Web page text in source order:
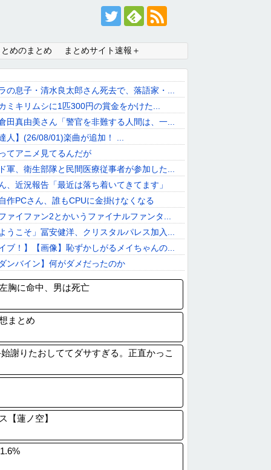
めのまとめ まとめサイト速報＋
の息子・清水良太郎さん死去で、落語家・...
ミキリムシに1匹300円の賞金をかけた...
倉田真由美さん「警官を非難する人間は、一...
達人】(26/08/01)楽曲が追加！ ...
てアニメ見てるんだが
軍、衛生部隊と民間医療従事者が参加した...
、近況報告「最近は落ち着いてきてます」
作PCさん、誰もCPUに金掛けなくなる
ファイファン2とかいうファイナルファンタ...
うこそ」冨安健洋、クリスタルパレス加入...
イブ！】【画像】恥ずかしがるメイちゃんの...
ンバイン】何がダメだったのか
職員が番組出演者から性被害
チアプで会った女とお泊まりデートしたん...
元ジャンポケ斉藤被告に懲役7年を求刑 ...
者｢オシャレなおじさんはダサい｣
胸に命中、男は死亡
まとめ
謝りたおしててダサすぎる。正直かっこ
【蓮ノ空】